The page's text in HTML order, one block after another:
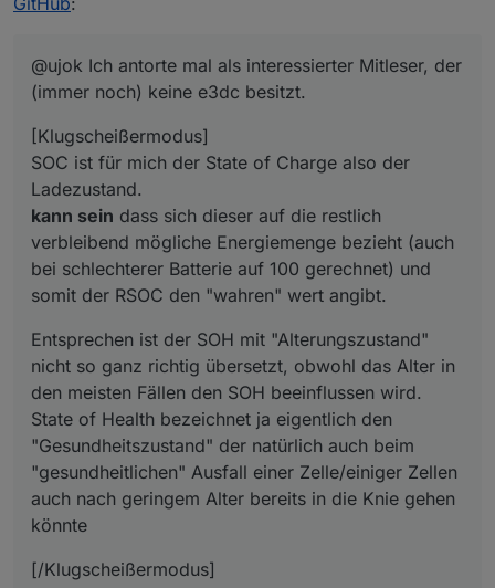
bei schlechterer Batterie auf 100 gerechnet) und
somit der RSOC den "wahren" wert angibt.
State of Health bezeichnet ja eigentlich den
"Gesundheitszustand" der natürlich auch beim
"gesundheitlichen" Ausfall einer Zelle/einiger Zellen
auch nach geringem Alter bereits in die Knie gehen
könnte
@ujok Ich antorte mal als interessierter Mitleser, der
(immer noch) keine e3dc besitzt.
[Klugscheißermodus]
SOC ist für mich der State of Charge also der
Ladezustand.
kann sein dass sich dieser auf die restlich
verbleibend mögliche Energiemenge bezieht (auch
bei schlechterer Batterie auf 100 gerechnet) und
somit der RSOC den "wahren" wert angibt.
Entsprechen ist der SOH mit "Alterungszustand"
nicht so ganz richtig übersetzt, obwohl das Alter in
den meisten Fällen den SOH beeinflussen wird.
State of Health bezeichnet ja eigentlich den
"Gesundheitszustand" der natürlich auch beim
"gesundheitlichen" Ausfall einer Zelle/einiger Zellen
auch nach geringem Alter bereits in die Knie gehen
könnte
[/Klugscheißermodus]